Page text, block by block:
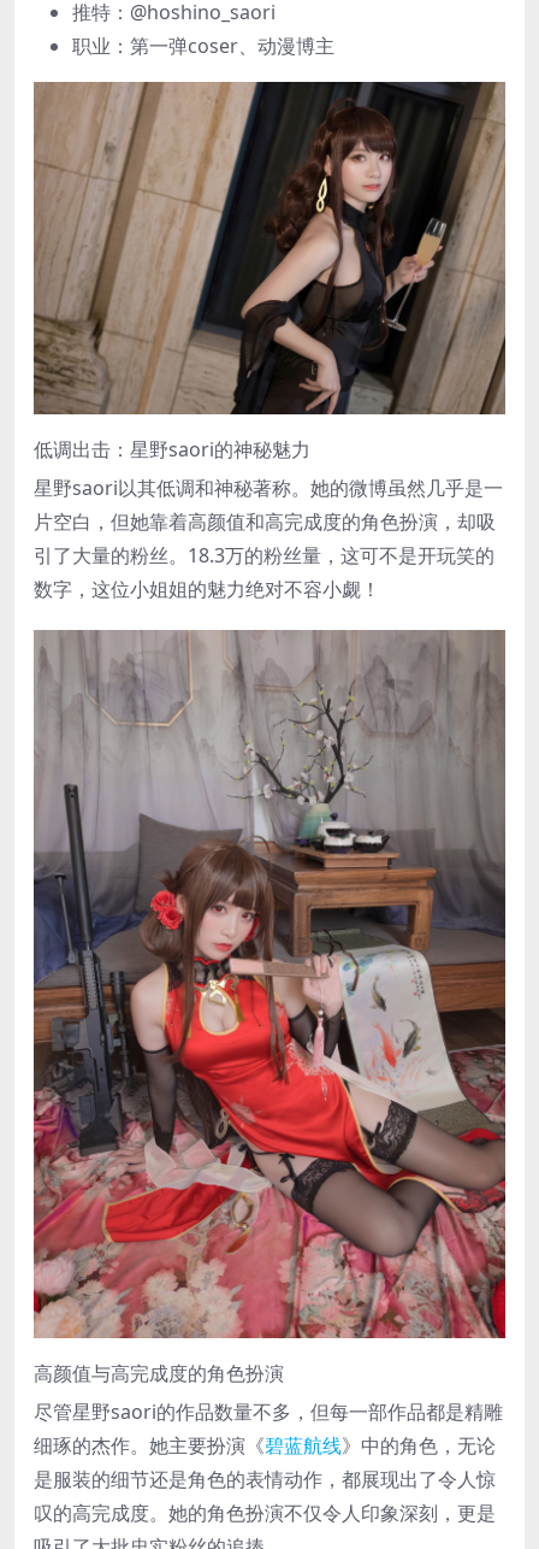
推特：@hoshino_saori
职业：第一弹coser、动漫博主
低调出击：星野saori的神秘魅力
星野saori以其低调和神秘著称。她的微博虽然几乎是一
片空白，但她靠着高颜值和高完成度的角色扮演，却吸
引了大量的粉丝。18.3万的粉丝量，这可不是开玩笑的
数字，这位小姐姐的魅力绝对不容小觑！
高颜值与高完成度的角色扮演
尽管星野saori的作品数量不多，但每一部作品都是精雕
细琢的杰作。她主要扮演《碧蓝航线》中的角色，无论
是服装的细节还是角色的表情动作，都展现出了令人惊
叹的高完成度。她的角色扮演不仅令人印象深刻，更是